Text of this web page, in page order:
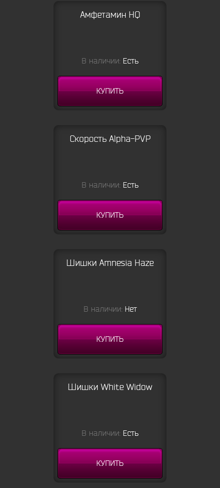
Амфетамин HQ
В наличии: Есть
КУПИТЬ
Скорость Alpha-PVP
В наличии: Есть
КУПИТЬ
Шишки Amnesia Haze
В наличии: Нет
КУПИТЬ
Шишки White Widow
В наличии: Есть
КУПИТЬ